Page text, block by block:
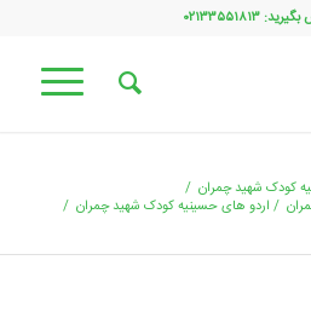
۰۲۱۳۳۵۵۱۸۱۳
کودک شهید چمران /
/ اردو های حسینیه کودک شهید چمران /